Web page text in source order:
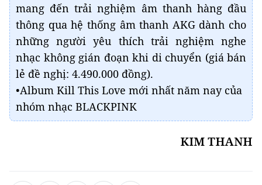
mang đến trải nghiệm âm thanh hàng đầu
thông qua hệ thống âm thanh AKG dành cho
những người yêu thích trải nghiệm nghe
nhạc không gián đoạn khi di chuyển (giá bán
lẻ đề nghị: 4.490.000 đồng).
•Album Kill This Love mới nhất năm nay của
nhóm nhạc BLACKPINK
KIM THANH